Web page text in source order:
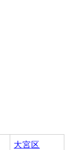
大宮区